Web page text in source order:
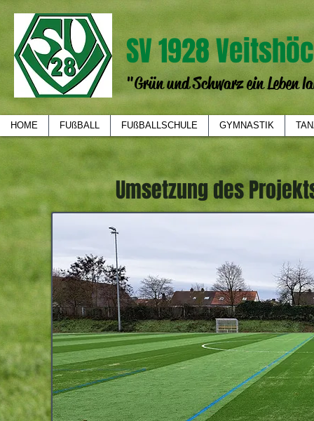
SV 1928
"Grün und Schwarz ein Leben
HOME FUßBALL FUßBALLSCHULE GYMNASTIK
Umsetzung des